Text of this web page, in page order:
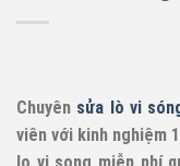
Chuyên sửa lò vi
viên với kinh nghiệm
lo vi song miễn phí